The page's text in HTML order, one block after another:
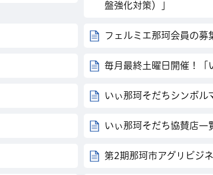
盤強化対策）」
フェルミエ那珂会員の募
毎月最終土曜日開催！「
いぃ那珂そだちシンボル
いぃ那珂そだち協賛店一
第2期那珂市アグリビジ